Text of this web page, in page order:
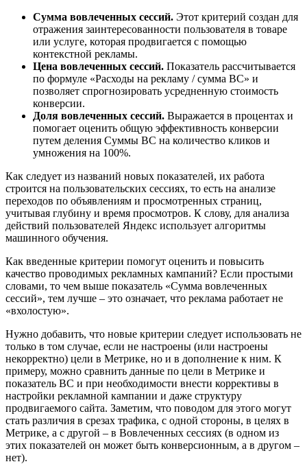
Сумма вовлеченных сессий. Этот критерий создан для
отражения заинтересованности пользователя в товаре
или услуге, которая продвигается с помощью
контекстной рекламы.
Цена вовлеченных сессий. Показатель рассчитывается
по формуле «Расходы на рекламу / сумма ВС» и
позволяет спрогнозировать усредненную стоимость
конверсии.
Доля вовлеченных сессий. Выражается в процентах и
помогает оценить общую эффективность конверсии
путем деления Суммы ВС на количество кликов и
умножения на 100%.
Как следует из названий новых показателей, их работа
строится на пользовательских сессиях, то есть на анализе
переходов по объявлениям и просмотренных страниц,
учитывая глубину и время просмотров. К слову, для анализа
действий пользователей Яндекс использует алгоритмы
машинного обучения.
Как введенные критерии помогут оценить и повысить
качество проводимых рекламных кампаний? Если простыми
словами, то чем выше показатель «Сумма вовлеченных
сессий», тем лучше – это означает, что реклама работает не
«вхолостую».
Нужно добавить, что новые критерии следует использовать не
только в том случае, если не настроены (или настроены
некорректно) цели в Метрике, но и в дополнение к ним. К
примеру, можно сравнить данные по цели в Метрике и
показатель ВС и при необходимости внести коррективы в
настройки рекламной кампании и даже структуру
продвигаемого сайта. Заметим, что поводом для этого могут
стать различия в срезах трафика, с одной стороны, в целях в
Метрике, а с другой – в Вовлеченных сессиях (в одном из
этих показателей он может быть конверсионным, а в другом –
нет).